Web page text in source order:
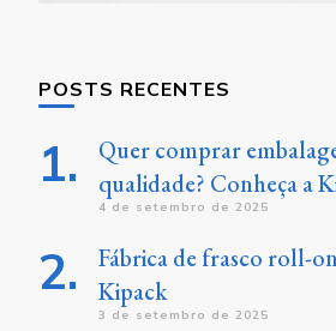
POSTS RECENTES
Quer comprar
qualidade? Conheça a
4 de setembro de 2025
Fábrica de frasco roll-
Kipack
3 de setembro de 2025